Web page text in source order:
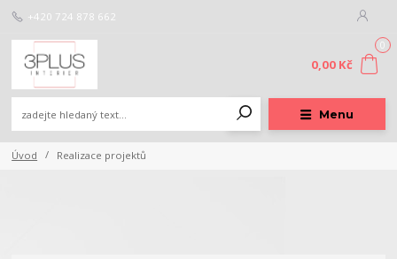
Menu
+420 724 878 662
0
0,00 Kč
Úvod Realizace projektů